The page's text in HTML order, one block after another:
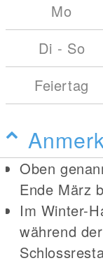
Mo
Di - So
Feiertag
Oben
Ende März
Im Winter-
während